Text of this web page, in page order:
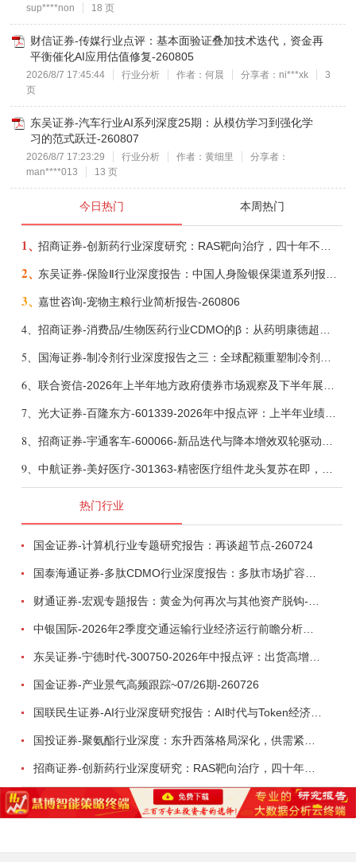
sup****non
18 页
财信证券-传媒行业点评：基本面验证叠加技术迭代，资金再
平衡催化AI应用估值修复-260805
2026/8/7 17:45:44 行业分析 作者：何晨 分享者：ni***xk
3
页
东吴证券-汽车行业AI系列深度25期：从模仿学习到强化学
习的范式跃迁-260807
2026/8/7 17:23:29 行业分析 作者：黄细里
分享者：
man****013
13 页
今日热门 本周热门
1、
2、
3、嘉世咨询-宠物主粮行业简析报告-260806
4、
5、
6、
7、 光大证券-百隆东方-601339-2026年中报点评：上半年业绩表现高增，国内外产能均有亮眼表现-260807
8、
9、
热门行业
国金证券-计算机行业专题研究报告：再谈超节点-260724
中银国际-2026年2季度交通运输行业经济运行前瞻分析：地缘冲突致航运和航空景气度分化，交通基础设施板块总体呈现稳健特征-260724
东吴证券-宁德时代-300750-2026年中报点评：出货高增业绩稳健，回购彰显龙头信心-260726
国金证券-产业景气高频跟踪~07/26期-260726
国联民生证券-AI行业深度研究报告：AI时代与Token经济，从技术符号到数字石油-260801
招商证券-创新药行业深度研究：RAS靶向治疗，四十年不可成药的终结，与终结之后的治疗格局演化-260805